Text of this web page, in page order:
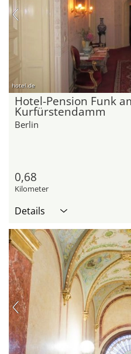
hotel.de
Hotel-Pension Funk
Kurfürstendamm
Berlin
0,68
Kilometer
Details